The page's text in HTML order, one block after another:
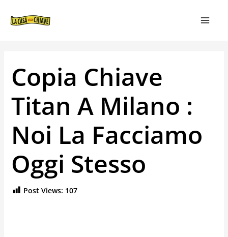
Copia Chiave
Titan A Milano :
Noi La Facciamo
Oggi Stesso
Post Views: 107
ARTICOLI